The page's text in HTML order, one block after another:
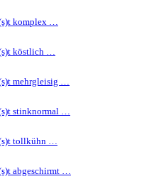
komplex …
köstlich …
mehrgleisig …
stinknormal …
tollkühn …
abgeschirmt …